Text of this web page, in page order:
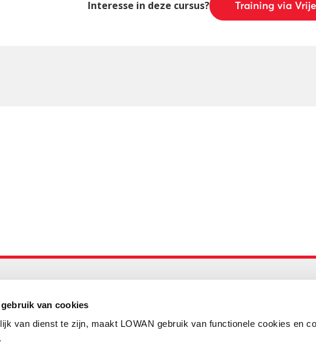
van cookies
van dienst te zijn, maakt LOWAN gebruik van functionele cookies en
Interesse in deze cursus? Training via